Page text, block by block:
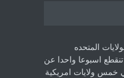
المتحده
منذ عام 1993 ، لم ‏تنقطع اسبوعا واحدا عن
خمس ولايات امريكية